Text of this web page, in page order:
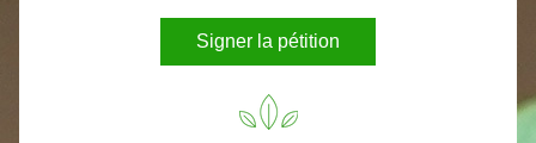
Signer la pétition